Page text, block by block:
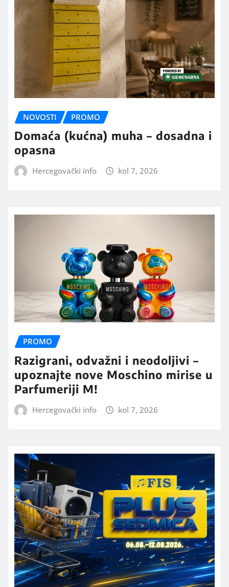
NOVOSTI PROMO
Domaća (kućna) muha – dosadna i
opasna
Hercegovački info kol 7, 2026
PROMO
Razigrani, odvažni i neodoljivi –
upoznajte nove Moschino mirise u
Parfumeriji M!
Hercegovački info kol 7, 2026